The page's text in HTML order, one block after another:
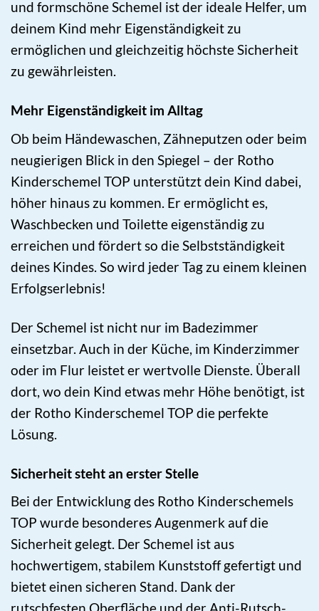
und formschöne Schemel ist der ideale Helfer, um
deinem Kind mehr Eigenständigkeit zu
ermöglichen und gleichzeitig höchste Sicherheit
zu gewährleisten.
Mehr Eigenständigkeit im Alltag
Ob beim Händewaschen, Zähneputzen oder beim
neugierigen Blick in den Spiegel – der Rotho
Kinderschemel TOP unterstützt dein Kind dabei,
höher hinaus zu kommen. Er ermöglicht es,
Waschbecken und Toilette eigenständig zu
erreichen und fördert so die Selbstständigkeit
deines Kindes. So wird jeder Tag zu einem kleinen
Erfolgserlebnis!
Der Schemel ist nicht nur im Badezimmer
einsetzbar. Auch in der Küche, im Kinderzimmer
oder im Flur leistet er wertvolle Dienste. Überall
dort, wo dein Kind etwas mehr Höhe benötigt, ist
der Rotho Kinderschemel TOP die perfekte
Lösung.
Sicherheit steht an erster Stelle
Bei der Entwicklung des Rotho Kinderschemels
TOP wurde besonderes Augenmerk auf die
Sicherheit gelegt. Der Schemel ist aus
hochwertigem, stabilem Kunststoff gefertigt und
bietet einen sicheren Stand. Dank der